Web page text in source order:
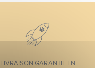
LIVRAISON GARANTIE EN